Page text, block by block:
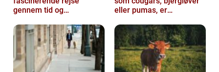
gennem tid og
eller pumas, er
imponerende væsener,
de...